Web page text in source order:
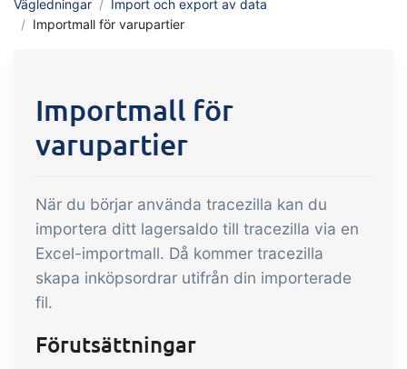
med handel och produktion
Automatisera de många uppgifter som
är förknippade med handel
Spårbarhet &
Få komplett digital spårbarhet och
automatiserad kvalitetshantering
Certifikat & Hållbarhet
API integration, anpassade mallar m.m.
Vägledningar
Import och export av data
Importmall för varupartier
Importmall för
varupartier
När du börjar använda tracezilla kan du
importera ditt lagersaldo till tracezilla via en
Excel-importmall. Då kommer tracezilla
skapa inköpsordrar utifrån din importerade
fil.
Förutsättningar